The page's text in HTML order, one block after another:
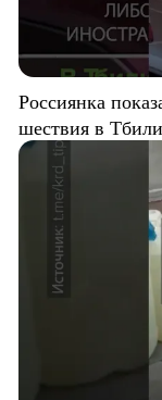
Россиянка
шествия в